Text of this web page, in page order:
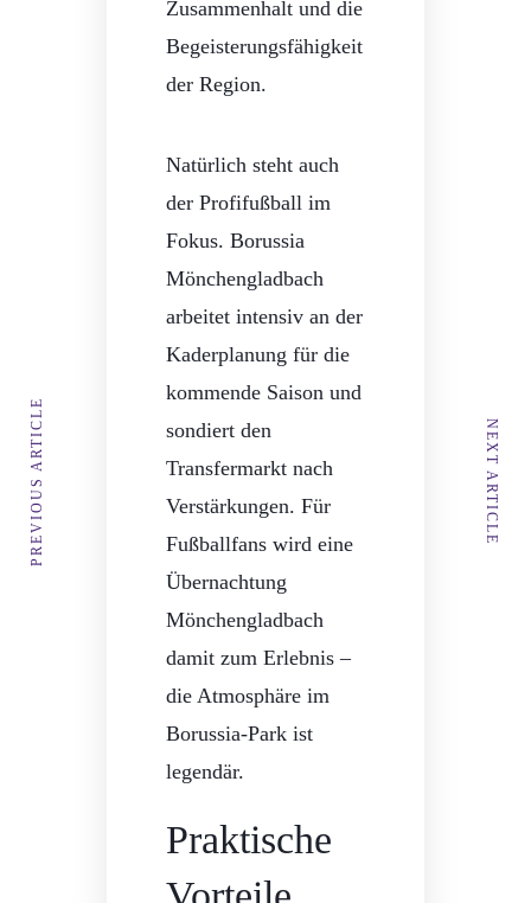
Zusammenhalt und die
Begeisterungsfähigkeit
der Region.
Natürlich steht auch
der Profifußball im
Fokus. Borussia
Mönchengladbach
arbeitet intensiv an der
Kaderplanung für die
kommende Saison und
sondiert den
Transfermarkt nach
Verstärkungen. Für
Fußballfans wird eine
Übernachtung
Mönchengladbach
damit zum Erlebnis –
die Atmosphäre im
Borussia-Park ist
legendär.
Praktische
PREVIOUS ARTICLE NEXT ARTICLE